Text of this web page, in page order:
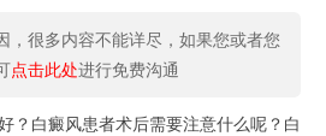
，很多内容不能详尽，如果您或者您
点击此处进行免费沟通
？白癜风患者术后需要注意什么呢？白